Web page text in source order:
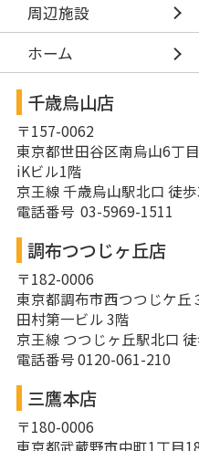
周辺施設
ホーム
千歳烏山店
〒157-0062
東京都世田谷区南烏山6丁
iKビル1階
京王線 千歳烏山駅北口 徒
電話番号 03-5969-1511
調布つつじヶ丘店
〒182-0006
東京都調布市西つつじケ丘
田村第一ビル 3階
京王線 つつじヶ丘駅北口
電話番号 0120-061-210
三鷹本店
〒180-0006
東京都武蔵野市中町1丁目